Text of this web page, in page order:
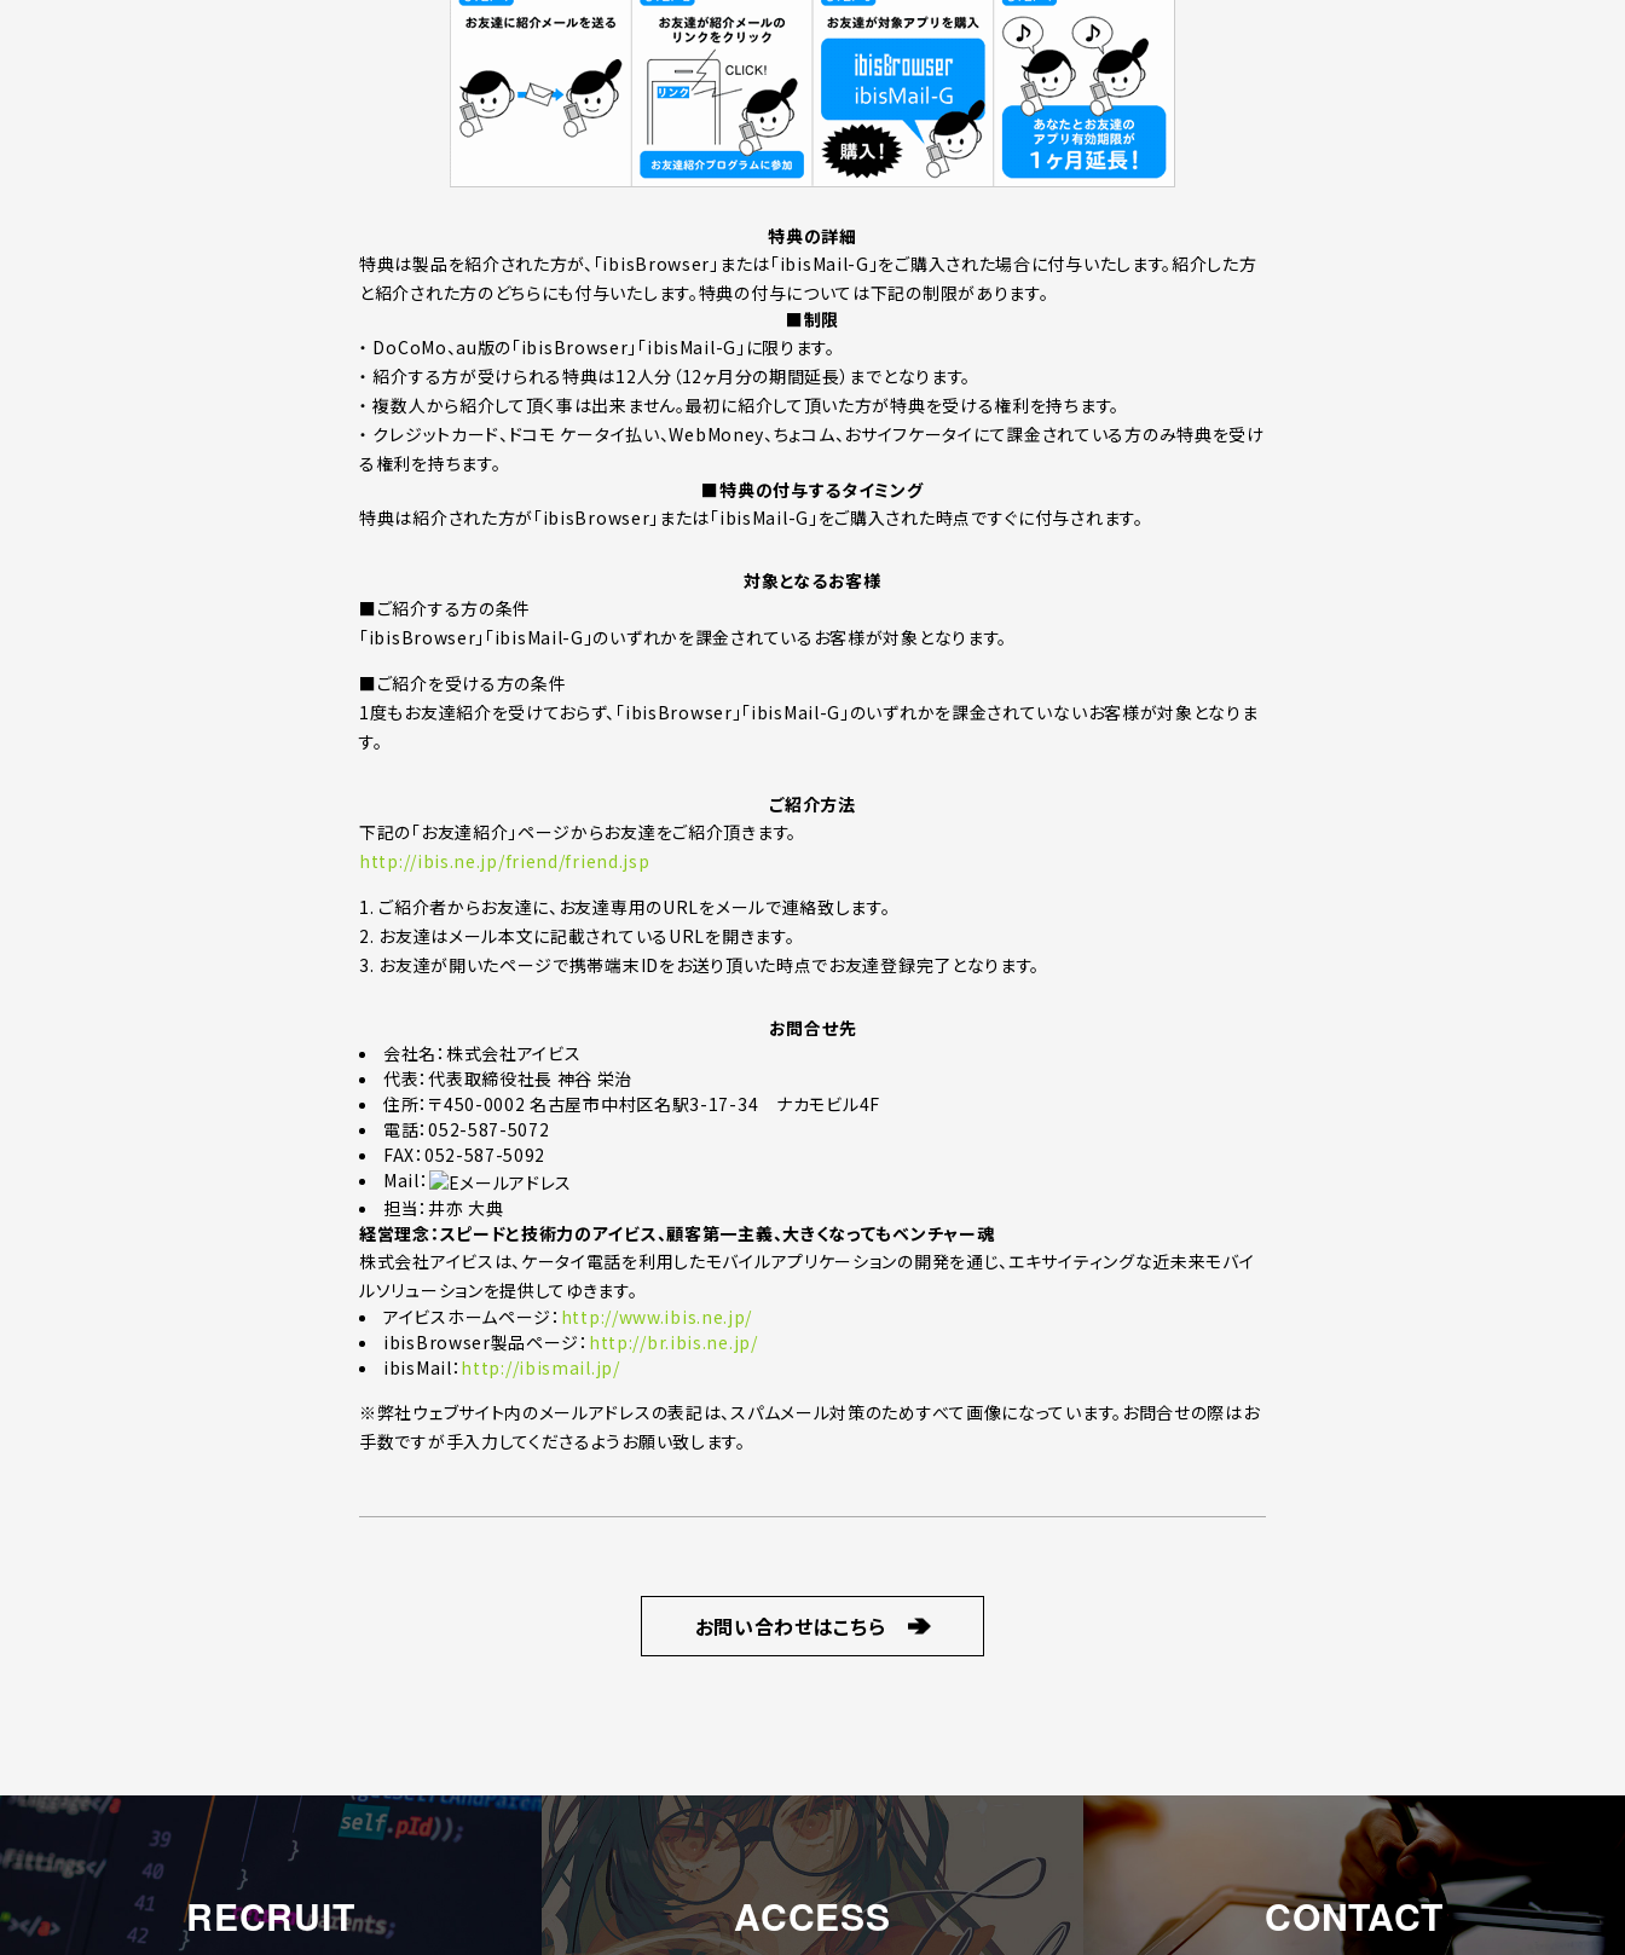
特典の詳細
特典は製品を紹介された方が、「ibisBrowser」または「ibisMail-G」をご購入された場合に付与いたします。紹介した方
と紹介された方のどちらにも付与いたします。特典の付与については下記の制限があります。
■制限
・ DoCoMo、au版の「ibisBrowser」「ibisMail-G」に限ります。
・ 紹介する方が受けられる特典は12人分（12ヶ月分の期間延長）までとなります。
・ 複数人から紹介して頂く事は出来ません。最初に紹介して頂いた方が特典を受ける権利を持ちます。
・ クレジットカード、ドコモ ケータイ払い、WebMoney、ちょコム、おサイフケータイにて課金されている方のみ特典を受け
る権利を持ちます。
■特典の付与するタイミング
特典は紹介された方が「ibisBrowser」または「ibisMail-G」をご購入された時点ですぐに付与されます。
対象となるお客様
■ご紹介する方の条件
「ibisBrowser」「ibisMail-G」のいずれかを課金されているお客様が対象となります。
■ご紹介を受ける方の条件
1度もお友達紹介を受けておらず、「ibisBrowser」「ibisMail-G」のいずれかを課金されていないお客様が対象となりま
す。
ご紹介方法
下記の「お友達紹介」ページからお友達をご紹介頂きます。
http://ibis.ne.jp/friend/friend.jsp
1. ご紹介者からお友達に、お友達専用のURLをメールで連絡致します。
2. お友達はメール本文に記載されているURLを開きます。
3. お友達が開いたページで携帯端末IDをお送り頂いた時点でお友達登録完了となります。
お問合せ先
会社名：株式会社アイビス
代表：代表取締役社長 神谷 栄治
住所：〒450-0002 名古屋市中村区名駅3-17-34 ナカモビル4F
電話：052-587-5072
FAX：052-587-5092
Mail：
担当：井亦 大典
経営理念：スピードと技術力のアイビス、顧客第一主義、大きくなってもベンチャー魂
株式会社アイビスは、ケータイ電話を利用したモバイルアプリケーションの開発を通じ、エキサイティングな近未来モバイ
ルソリューションを提供してゆきます。
アイビスホームページ： http://www.ibis.ne.jp/
ibisBrowser製品ページ： http://br.ibis.ne.jp/
ibisMail： http://ibismail.jp/
※弊社ウェブサイト内のメールアドレスの表記は、スパムメール対策のためすべて画像になっています。お問合せの際はお
手数ですが手入力してくださるようお願い致します。
お問い合わせはこちら
RECRUIT ACCESS CONTACT